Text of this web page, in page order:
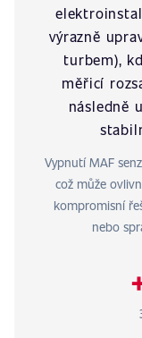
výrazně
turbem),
měřicí
následně
Vypnutí MAF
což může
kompromisní
nebo